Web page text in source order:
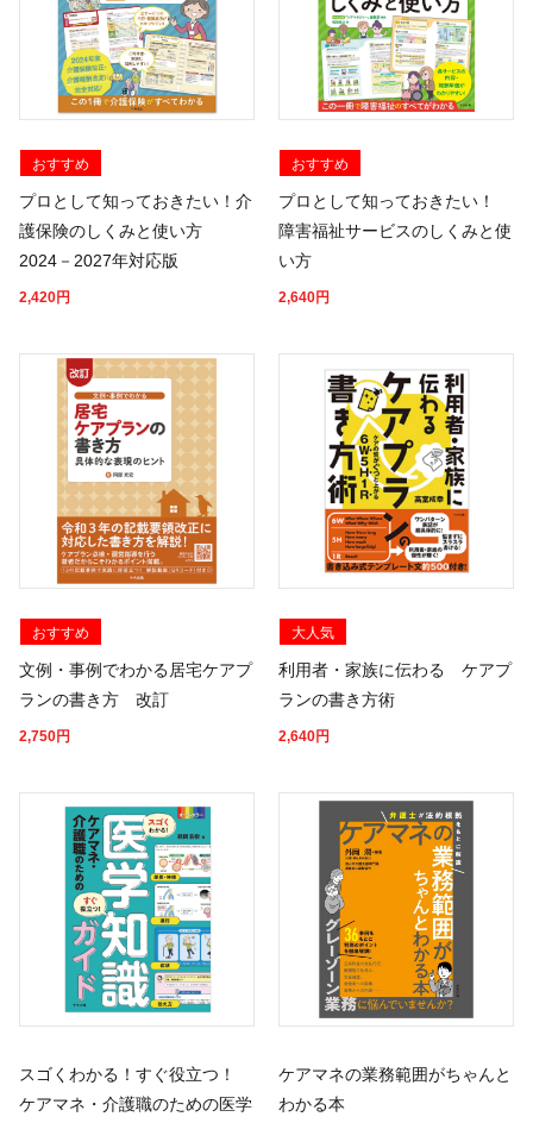
おすすめ
プロとして知っておきたい！介
護保険のしくみと使い方
2024－2027年対応版
2,420円
おすすめ
プロとして知っておきたい！
障害福祉サービスのしくみと使
い方
2,640円
おすすめ
文例・事例でわかる居宅ケアプ
ランの書き方 改訂
2,750円
大人気
利用者・家族に伝わる ケアプ
ランの書き方術
2,640円
スゴくわかる！すぐ役立つ！
ケアマネ・介護職のための医学
ケアマネの業務範囲がちゃんと
わかる本